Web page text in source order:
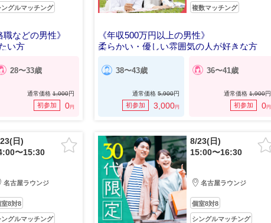
ングルマッチング
などの男性》
い方
28〜33歳
通常価格1,000円
初参加 0円
複数マッチング
《年収500万円以上の男性》
柔らかい・優しい雰囲気の人が好きな方
38〜43歳
通常価格5,900円
初参加 3,000円
36〜41歳
通常価格 1,900円
初参加 0円
日)
〜15:30
名古屋ラウンジ
室8対8
ングルマッチング
8/23(日)
15:00〜16:30
名古屋ラウンジ
個室8対8
シングルマッチング